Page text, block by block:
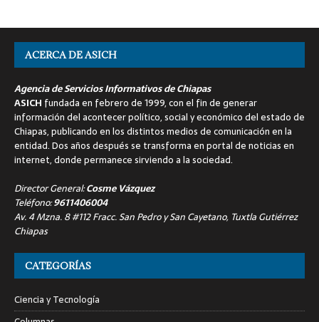
ACERCA DE ASICH
Agencia de Servicios Informativos de Chiapas
ASICH fundada en febrero de 1999, con el fin de generar
información del acontecer político, social y económico del estado de
Chiapas, publicando en los distintos medios de comunicación en la
entidad. Dos años después se transforma en portal de noticias en
internet, donde permanece sirviendo a la sociedad.
Director General:Cosme Vázquez
Teléfono:9611406004
Av. 4 Mzna. 8 #112 Fracc. San Pedro y San Cayetano, Tuxtla Gutiérrez
Chiapas
CATEGORÍAS
Ciencia y Tecnología